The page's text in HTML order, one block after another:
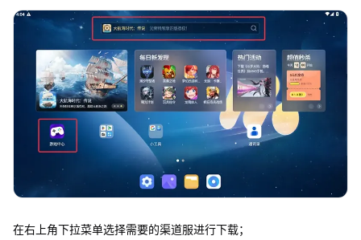
在右上角下拉菜单选择需要的渠道服进行下载；